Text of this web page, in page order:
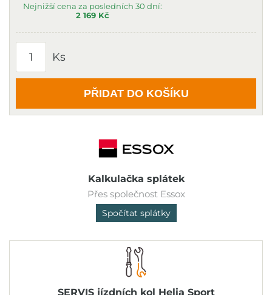
Nejnižší cena za posledních 30 dní:
2 169 Kč
Ks
PŘIDAT DO KOŠÍKU
Kalkulačka splátek
Přes společnost Essox
Spočítat splátky
SERVIS jízdních kol Helia Sport